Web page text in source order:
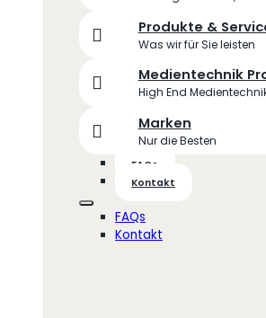
Produkte &
Was wir für Sie leisten
Medientechnik
High End
Marken
Nur die Besten
FAQs
Kontakt
FAQs
Kontakt